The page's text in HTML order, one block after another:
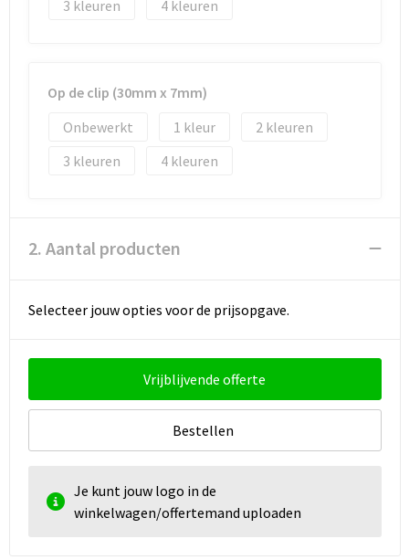
3
4
Op de clip (30mm x 7mm)
Onbewerkt
1
2
3
4
2. Aantal producten
Selecteer jouw opties voor de prijsopgave.
Vrijblijvende offerte
Bestellen
Je kunt jouw logo in de
winkelwagen/offertemand uploaden